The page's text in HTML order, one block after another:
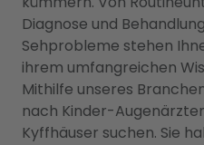
Diagnose und
Sehprobleme stehen
ihrem umfangreichen
Mithilfe unseres
nach Kinder-
Kyffhäuser suchen. Sie